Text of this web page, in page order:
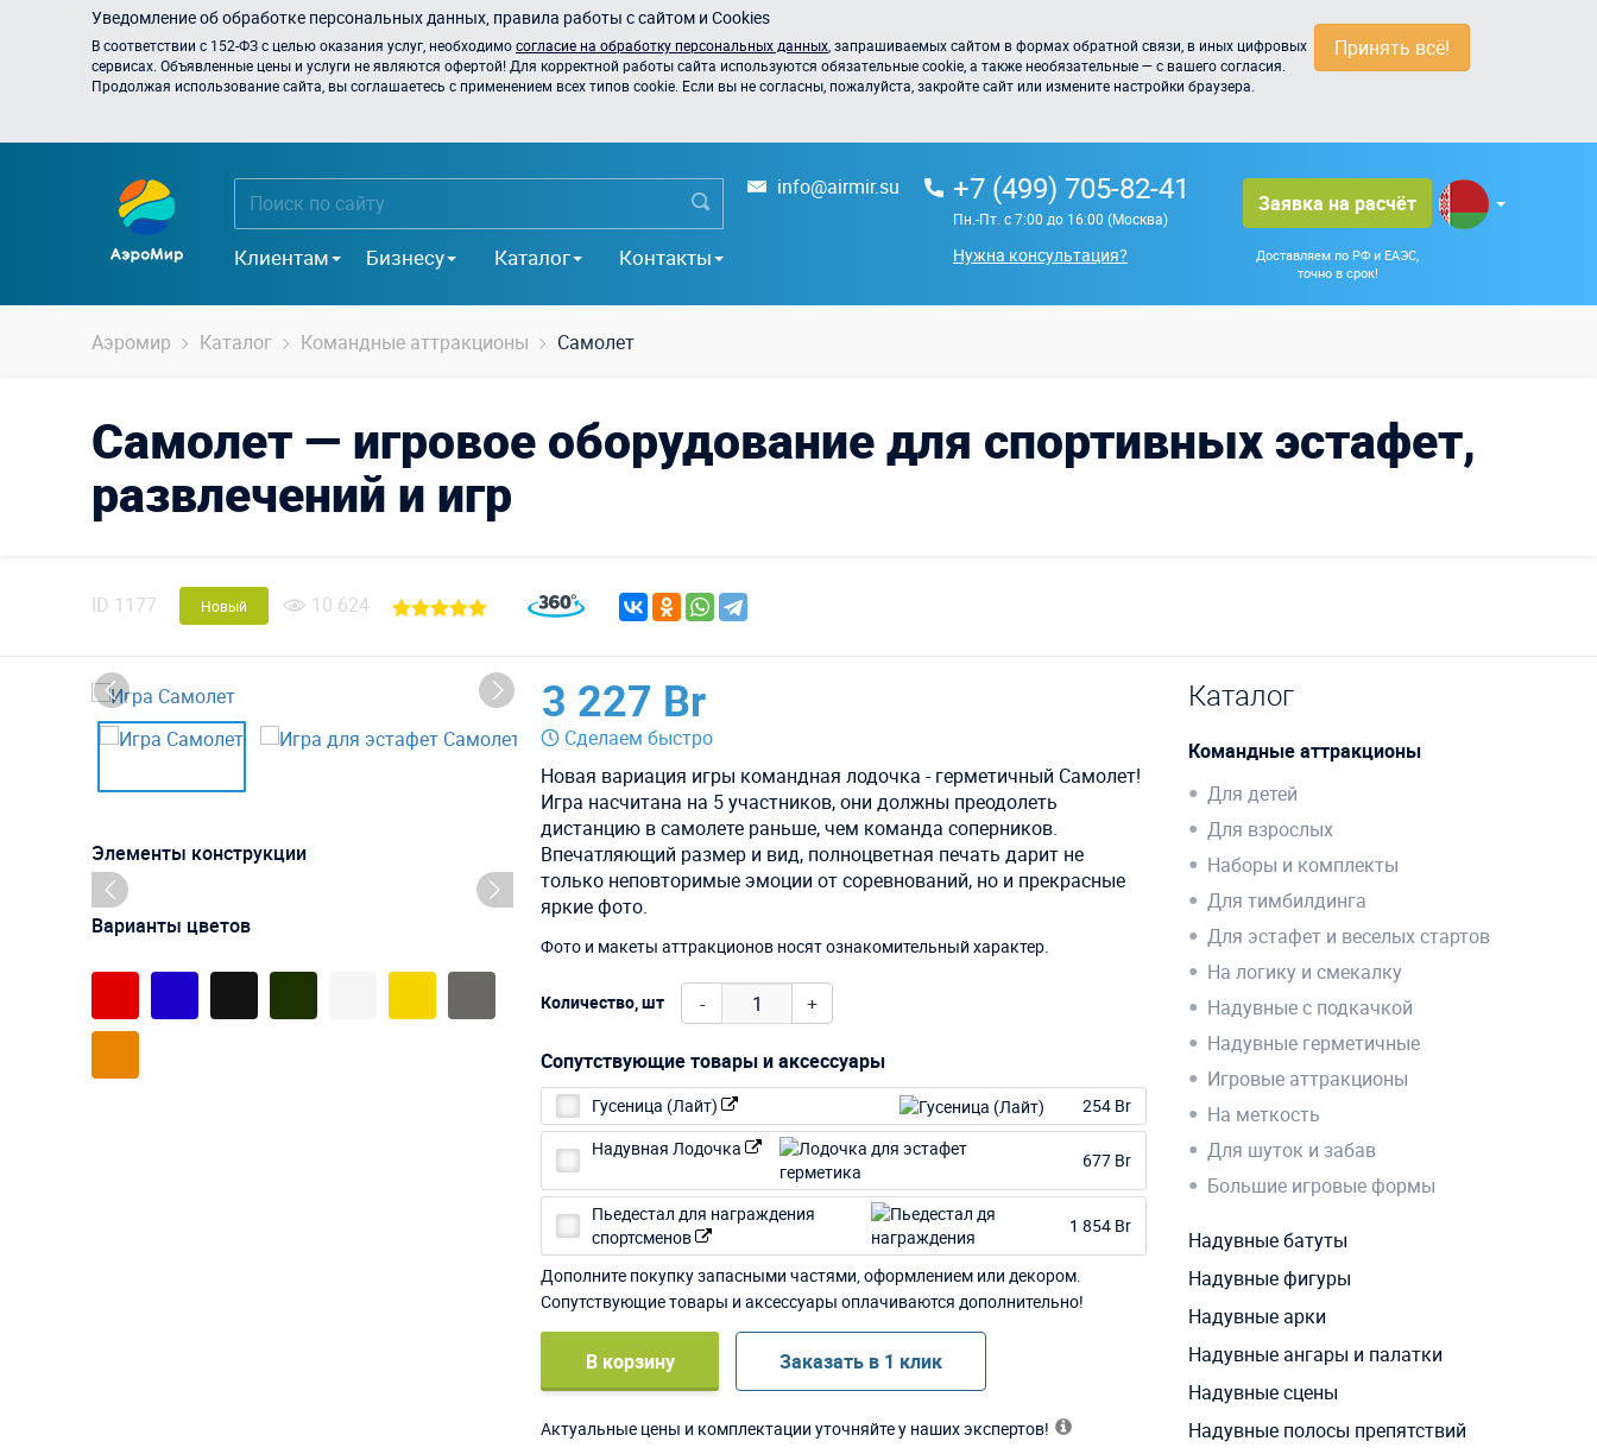
Принять всё!
Уведомление об обработке персональных данных, правила работы с сайтом и Cookies
В соответствии с 152-ФЗ с целью оказания услуг, необходимосогласие на обработку персональных данных , запрашиваемых сайтом в формах обратной связи, в иных цифровых
сервисах. Объявленные цены и услуги не являются офертой! Для корректной работы сайта используются обязательные cookie, а также необязательные — с вашего согласия.
Продолжая использование сайта, вы соглашаетесь с применением всех типов cookie. Если вы не согласны, пожалуйста, закройте сайт или измените настройки браузера.
Клиентам Бизнесу Каталог Контакты
info@airmir.su +7 (499) 705-82-41
Пн.-Пт. с 7:00 до 16:00 (Москва)
Нужна консультация?
Заявка на расчёт
Доставляем по РФ и ЕАЭС,
точно в срок!
Аэромир Каталог Командные аттракционы Самолет
Самолет — игровое оборудование для спортивных эстафет,
развлечений и игр
ID 1177 Новый 10 624
Элементы конструкции
Варианты цветов
3 227 Br
Сделаем быстро
Новая вариация игры командная лодочка - герметичный Самолет!
Игра насчитана на 5 участников, они должны преодолеть
дистанцию в самолете раньше, чем команда соперников.
Впечатляющий размер и вид, полноцветная печать дарит не
только неповторимые эмоции от соревнований, но и прекрасные
яркие фото.
Фото и макеты аттракционов носят ознакомительный характер.
Количество, шт - +
Сопутствующие товары и аксессуары
Гусеница (Лайт)
254 Br
Надувная Лодочка
677 Br
Пьедестал для награждения
спортсменов
1 854 Br
Дополните покупку запасными частями, оформлением или декором.
Сопутствующие товары и аксессуары оплачиваются дополнительно!
В корзину Заказать в 1 клик
Актуальные цены и комплектации уточняйте у наших экспертов!
Каталог
Командные аттракционы
Для детей
Для взрослых
Наборы и комплекты
Для тимбилдинга
Для эстафет и веселых стартов
На логику и смекалку
Надувные с подкачкой
Надувные герметичные
Игровые аттракционы
На меткость
Для шуток и забав
Большие игровые формы
Надувные батуты
Надувные фигуры
Надувные арки
Надувные ангары и палатки
Надувные сцены
Надувные полосы препятствий